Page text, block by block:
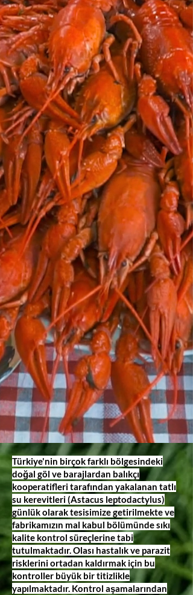
Türkiye'nin birçok farklı bölgesindeki
doğal göl ve barajlardan balıkçı
kooperatifleri tarafından yakalanan tatlı
su kerevitleri (Astacus leptodactylus)
günlük olarak tesisimize getirilmekte ve
fabrikamızın mal kabul bölümünde sıkı
kalite kontrol süreçlerine tabi
tutulmaktadır. Olası hastalık ve parazit
risklerini ortadan kaldırmak için bu
kontroller büyük bir titizlikle
yapılmaktadır. Kontrol aşamalarından